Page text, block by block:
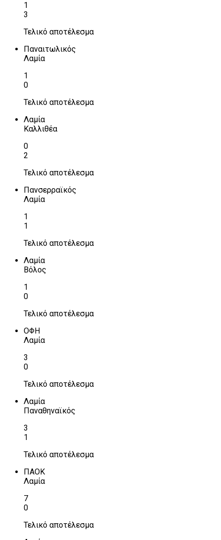
1
3
Τελικό αποτέλεσμα
Παναιτωλικός
Λαμία
1
0
Τελικό αποτέλεσμα
Λαμία
Καλλιθέα
0
2
Τελικό αποτέλεσμα
Πανσερραϊκός
Λαμία
1
1
Τελικό αποτέλεσμα
Λαμία
Βόλος
1
0
Τελικό αποτέλεσμα
ΟΦΗ
Λαμία
3
0
Τελικό αποτέλεσμα
Λαμία
Παναθηναϊκός
3
1
Τελικό αποτέλεσμα
ΠΑΟΚ
Λαμία
7
0
Τελικό αποτέλεσμα